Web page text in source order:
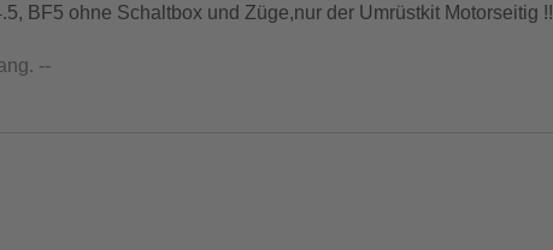
BF5 ohne Schaltbox und Züge,nur der Umrüstkit Motorseitig !!
--